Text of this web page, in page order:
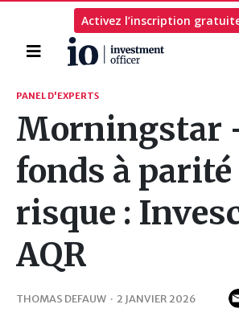
Accueil
Activez l’inscription
Rechercher
PANEL D'EXPERTS
Morningstar
fonds à parité
risque :
AQR
THOMAS DEFAUW · 2 JANVIER 2026